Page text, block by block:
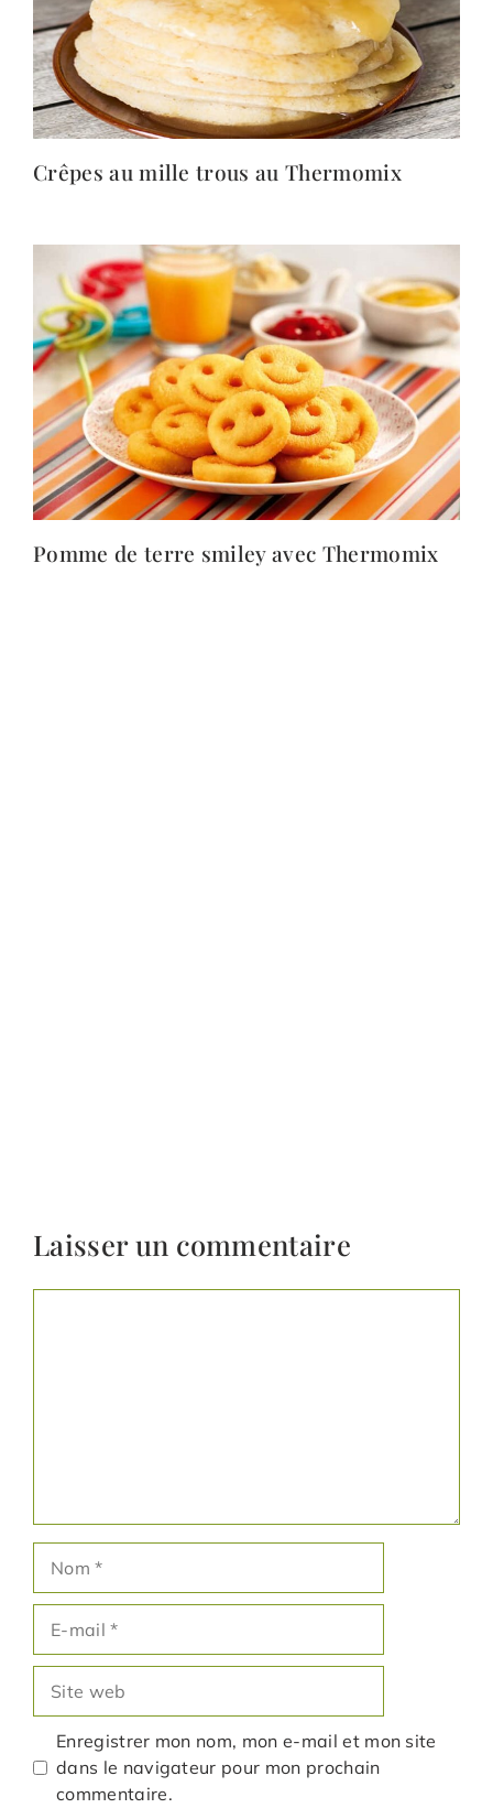
Crêpes au mille trous au Thermomix
Pomme de terre smiley avec Thermomix
Laisser un commentaire
mail
web
Enregistrer mon nom, mon e-mail et mon site
dans le navigateur pour mon prochain
commentaire.